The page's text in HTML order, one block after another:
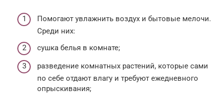
Помогают увлажнить воздух и бытовые мелочи.
Среди них:
сушка белья в комнате;
разведение комнатных растений, которые сами
по себе отдают влагу и требуют ежедневного
опрыскивания;